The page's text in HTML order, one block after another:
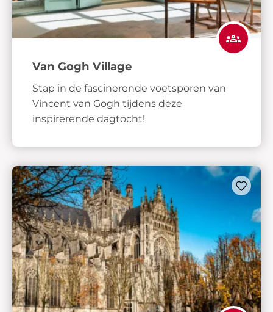
Van Gogh Village
Stap in de fascinerende voetsporen van
Vincent van Gogh tijdens deze
inspirerende dagtocht!